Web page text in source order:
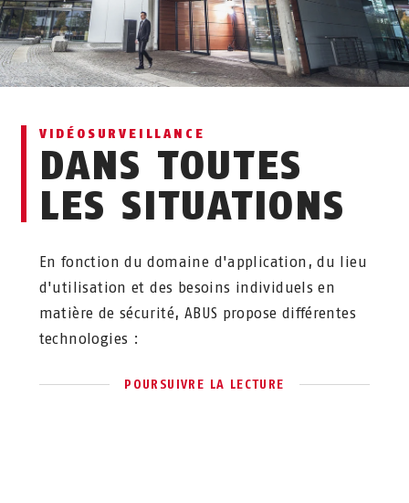
VIDÉOSURVEILLANCE
DANS TOUTES
LES SITUATIONS
En fonction du domaine d'application, du lieu
d'utilisation et des besoins individuels en
matière de sécurité, ABUS propose différentes
technologies :
POURSUIVRE LA LECTURE